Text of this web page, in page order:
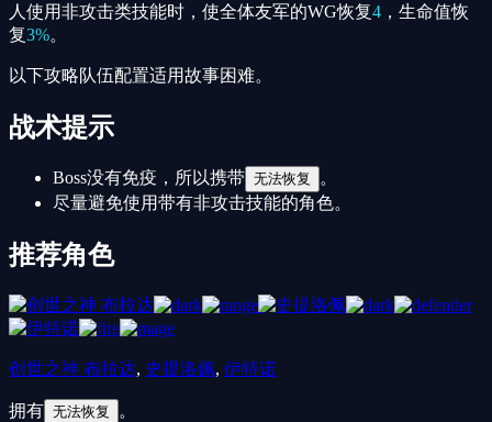
人使用非攻击类技能时，使全体友军的WG恢复4 ，生命值恢
复3%。
以下攻略队伍配置适用故事困难。
战术提示
Boss没有免疫，所以携带 无法恢复
。
尽量避免使用带有非攻击技能的角色。
推荐角色
创世之神 布拉达, 史提洛佩, 伊特诺
拥有 无法恢复 。